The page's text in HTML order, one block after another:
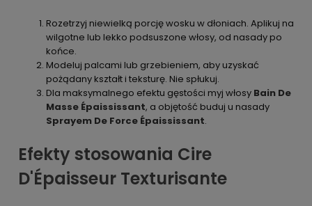
Rozetrzyj niewielką porcję wosku w dłoniach. Aplikuj na
wilgotne lub lekko podsuszone włosy, od nasady po
końce.
Modeluj palcami lub grzebieniem, aby uzyskać
pożądany kształt i teksturę. Nie spłukuj.
Dla maksymalnego efektu gęstości myj włosy Bain De
Masse Épaississant, a objętość buduj u nasady
Sprayem De Force Épaississant.
Efekty stosowania Cire
D'Épaisseur Texturisante